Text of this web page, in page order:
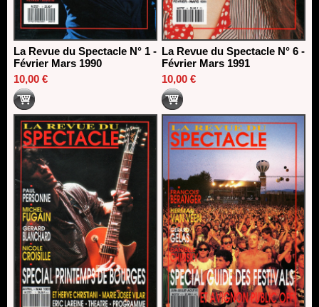
La Revue du Spectacle N° 1 -
Février Mars 1990
10,00 €
La Revue du Spectacle N° 6 -
Février Mars 1991
10,00 €